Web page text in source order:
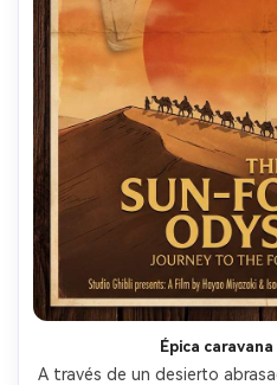
Épica
A través de un desierto